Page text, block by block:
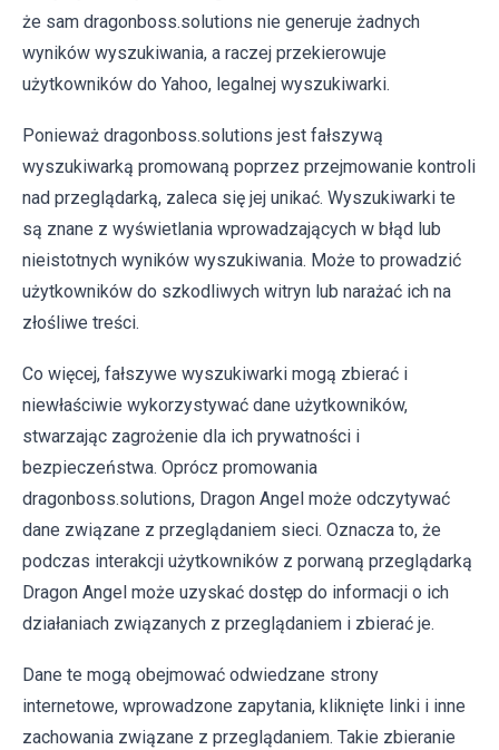
że sam dragonboss.solutions nie generuje żadnych
wyników wyszukiwania, a raczej przekierowuje
użytkowników do Yahoo, legalnej wyszukiwarki.
Ponieważ dragonboss.solutions jest fałszywą
wyszukiwarką promowaną poprzez przejmowanie kontroli
nad przeglądarką, zaleca się jej unikać. Wyszukiwarki te
są znane z wyświetlania wprowadzających w błąd lub
nieistotnych wyników wyszukiwania. Może to prowadzić
użytkowników do szkodliwych witryn lub narażać ich na
złośliwe treści.
Co więcej, fałszywe wyszukiwarki mogą zbierać i
niewłaściwie wykorzystywać dane użytkowników,
stwarzając zagrożenie dla ich prywatności i
bezpieczeństwa. Oprócz promowania
dragonboss.solutions, Dragon Angel może odczytywać
dane związane z przeglądaniem sieci. Oznacza to, że
podczas interakcji użytkowników z porwaną przeglądarką
Dragon Angel może uzyskać dostęp do informacji o ich
działaniach związanych z przeglądaniem i zbierać je.
Dane te mogą obejmować odwiedzane strony
internetowe, wprowadzone zapytania, kliknięte linki i inne
zachowania związane z przeglądaniem. Takie zbieranie